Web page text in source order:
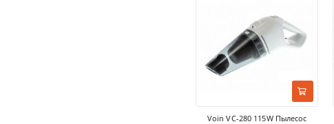
Voin VC-280 115W Пылесос